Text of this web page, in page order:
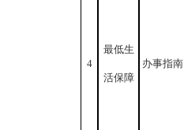
4
最低生
活保障
办事指南